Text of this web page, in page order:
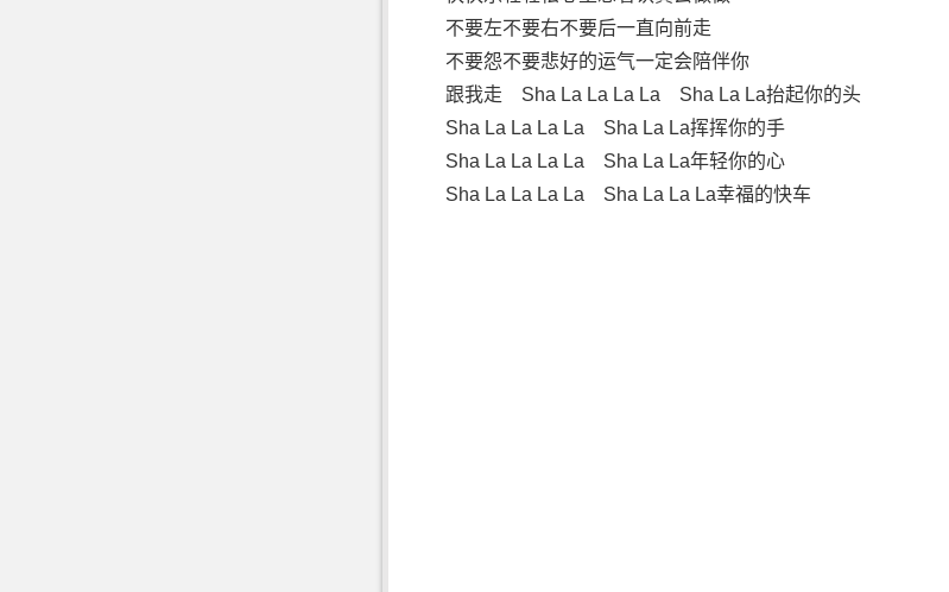
不要左不要右不要后一直向前走
不要怨不要悲好的运气一定会陪伴你
跟我走 Sha La La La La Sha La La抬起你的头
Sha La La La La Sha La La挥挥你的手
Sha La La La La Sha La La年轻你的心
Sha La La La La Sha La La La幸福的快车